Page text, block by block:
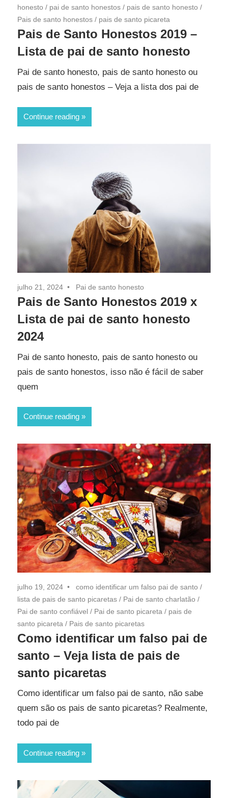
honesto / pai de santo honestos / pais de santo honesto /
Pais de santo honestos / pais de santo picareta
Pais de Santo Honestos 2019 –
Lista de pai de santo honesto
Pai de santo honesto, pais de santo honesto ou
pais de santo honestos – Veja a lista dos pai de
Continue reading
julho 21, 2024 Pai de santo honesto
Pais de Santo Honestos 2019 x
Lista de pai de santo honesto
2024
Pai de santo honesto, pais de santo honesto ou
pais de santo honestos, isso não é fácil de saber
quem
Continue reading
julho 19, 2024 como identificar um falso pai de santo /
lista de pais de santo picaretas / Pai de santo charlatão /
Pai de santo confiável / Pai de santo picareta / pais de
santo picareta / Pais de santo picaretas
Como identificar um falso pai de
santo – Veja lista de pais de
santo picaretas
Como identificar um falso pai de santo, não sabe
quem são os pais de santo picaretas? Realmente,
todo pai de
Continue reading